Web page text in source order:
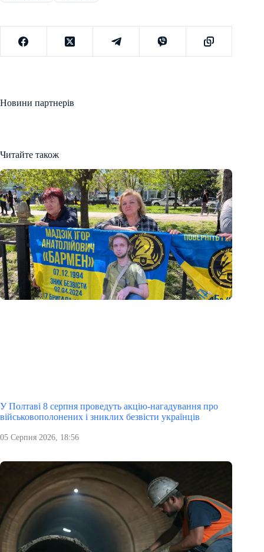
Новини партнерів
Читайте також
У Полтаві 8 серпня проведуть акцію-нагадування про
військовополонених і зниклих безвісти українців
05 Серпня 2026, 18:56